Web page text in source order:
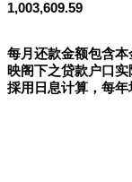
1,003,609.59
每月还款金额包含
映阁下之贷款户口
採用日息计算，每年